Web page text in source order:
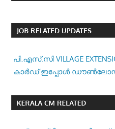
JOB RELATED UPDATES
പി.എസ്.സി VILLAGE
കാർഡ് ഇപ്പോൾ ഡൗൺലോഡ്
KERALA CM RELATED